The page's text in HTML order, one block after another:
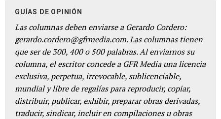
GUÍAS DE OPINIÓN
Las columnas deben enviarse a Gerardo Cordero:
gerardo.cordero@gfrmedia.com. Las columnas tienen
que ser de 300, 400 o 500 palabras. Al enviarnos su
columna, el escritor concede a GFR Media una licencia
exclusiva, perpetua, irrevocable, sublicenciable,
mundial y libre de regalías para reproducir, copiar,
distribuir, publicar, exhibir, preparar obras derivadas,
traducir, sindicar, incluir en compilaciones u obras